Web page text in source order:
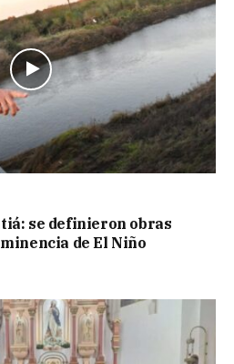
se definieron obras
de El Niño